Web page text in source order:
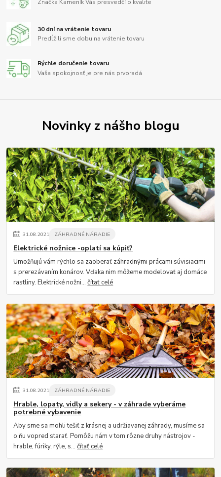
Značka Kameník Vás presvedčí o kvalite
30 dní na vrátenie tovaru
Predĺžili sme dobu na vrátenie tovaru
Rýchle doručenie tovaru
Vaša spokojnosť je pre nás prvoradá
Novinky z nášho blogu
31.08.2021 ZÁHRADNÉ NÁRADIE
Elektrické nožnice -oplatí sa kúpiť?
Umožňujú vám rýchlo sa zaoberať záhradnými prácami súvisiacimi
s prerezávaním konárov. Vďaka nim môžeme modelovať aj domáce
rastliny. Elektrické nožni...čítať celé
31.08.2021 ZÁHRADNÉ NÁRADIE
Hrable, lopaty, vidly a sekery - v záhrade vyberáme
potrebné vybavenie
Aby sme sa mohli tešiť z krásnej a udržiavanej záhrady, musíme sa
o ňu vopred starať. Pomôžu nám v tom rôzne druhy nástrojov -
hrable, fúriky, rýle, s...čítať celé